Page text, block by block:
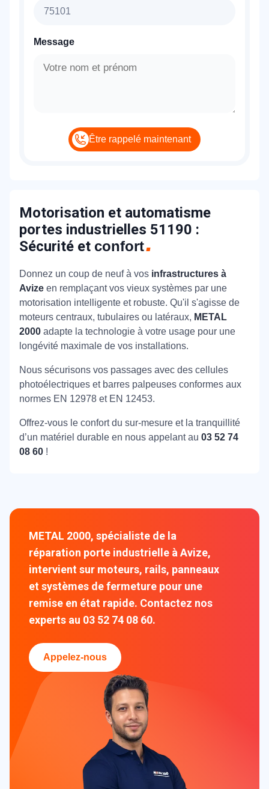
Message
Être rappelé maintenant
Motorisation et automatisme
portes industrielles 51190 :
Sécurité et confort
Donnez un coup de neuf à vos infrastructures à
Avize en remplaçant vos vieux systèmes par une
motorisation intelligente et robuste. Qu'il s'agisse de
moteurs centraux, tubulaires ou latéraux, METAL
2000 adapte la technologie à votre usage pour une
longévité maximale de vos installations.
Nous sécurisons vos passages avec des cellules
photoélectriques et barres palpeuses conformes aux
normes EN 12978 et EN 12453.
Offrez-vous le confort du sur-mesure et la tranquillité
d’un matériel durable en nous appelant au 03 52 74
08 60 !
METAL 2000, spécialiste de la
réparation porte industrielle à Avize,
intervient sur moteurs, rails, panneaux
et systèmes de fermeture pour une
remise en état rapide. Contactez nos
experts au 03 52 74 08 60.
Appelez-nous